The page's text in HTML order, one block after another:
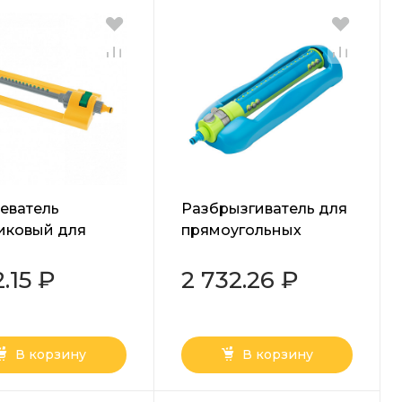
для
Palisad
₽
В корзину
Разбрызгиватель для
прямоугольных
пластиковый Palisad
2 732.26 ₽
В корзину